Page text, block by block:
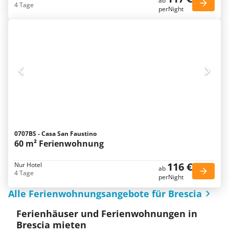
4 Tage
perNight
0707BS - Casa San Faustino
60 m² Ferienwohnung
Nur Hotel
4 Tage
ab 116 €
perNight
Alle Ferienwohnungsangebote für Brescia
Ferienhäuser und Ferienwohnungen in
Brescia mieten